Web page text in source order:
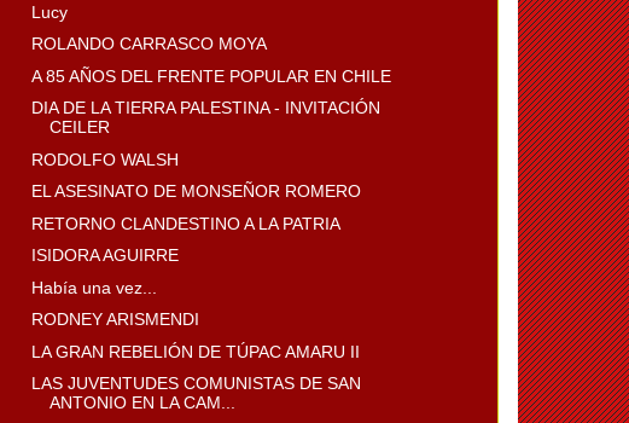
Lucy
ROLANDO CARRASCO MOYA
A 85 AÑOS DEL FRENTE POPULAR EN CHILE
DIA DE LA TIERRA PALESTINA - INVITACIÓN
CEILER
RODOLFO WALSH
EL ASESINATO DE MONSEÑOR ROMERO
RETORNO CLANDESTINO A LA PATRIA
ISIDORA AGUIRRE
Había una vez...
RODNEY ARISMENDI
LA GRAN REBELIÓN DE TÚPAC AMARU II
LAS JUVENTUDES COMUNISTAS DE SAN
ANTONIO EN LA CAM...